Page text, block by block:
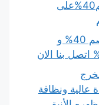
تنظيف آمنة 100%وخصم40%على
شركة تنظيف بالخرج خصم 40% و
عالية ونظافة